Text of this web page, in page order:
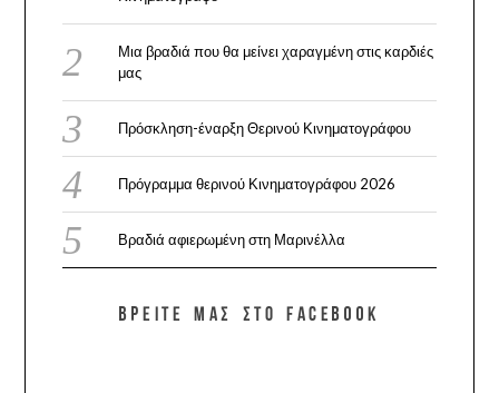
Μια βραδιά που θα μείνει χαραγμένη στις καρδιές
μας
Πρόσκληση-έναρξη Θερινού Κινηματογράφου
Πρόγραμμα θερινού Κινηματογράφου 2026
Βραδιά αφιερωμένη στη Μαρινέλλα
ΒΡΕΊΤΕ ΜΑΣ ΣΤΟ FACEBOOK